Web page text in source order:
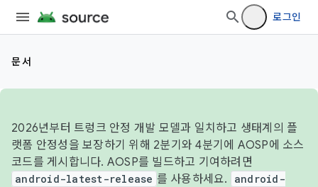
로그인
문서
2026년부터 트렁크 안정 개발 모델과 일치하고 생태계의 플
랫폼 안정성을 보장하기 위해 2분기와 4분기에 AOSP에 소스
코드를 게시합니다. AOSP를 빌드하고 기여하려면
android-latest-release 를 사용하세요.
android-